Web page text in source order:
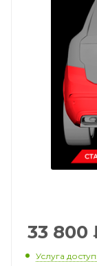
33 800
Услуга